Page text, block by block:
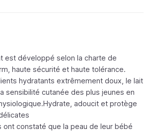
est développé selon la charte de
haute sécurité et haute tolérance.
hydratants extrêmement doux, le lait
sensibilité cutanée des plus jeunes en
adoucit et protège
ont constaté que la peau de leur bébé